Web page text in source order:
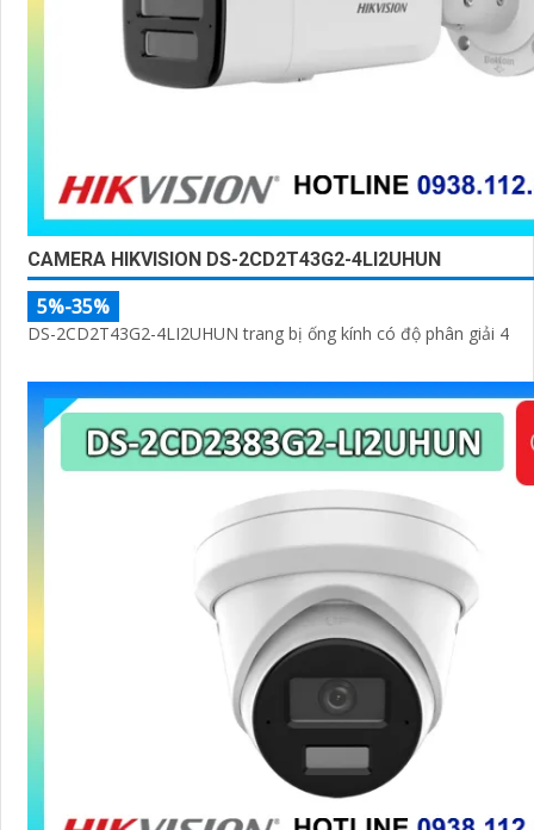
CAMERA HIKVISION DS-2CD2T43G2-4LI2UHUN
5%-35%
DS-2CD2T43G2-4LI2UHUN trang bị ống kính có độ phân giải 4